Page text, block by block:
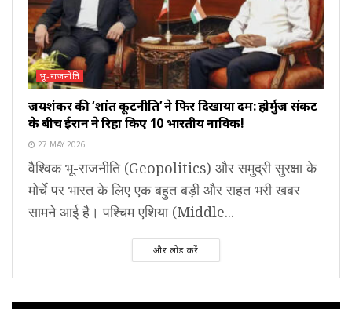
भू-राजनीति
जयशंकर की ‘शांत कूटनीति’ ने फिर दिखाया दम: होर्मुज संकट
के बीच ईरान ने रिहा किए 10 भारतीय नाविक!
27 MAY 2026
वैश्विक भू-राजनीति (Geopolitics) और समुद्री सुरक्षा के
मोर्चे पर भारत के लिए एक बहुत बड़ी और राहत भरी खबर
सामने आई है। पश्चिम एशिया (Middle...
और लोड करें